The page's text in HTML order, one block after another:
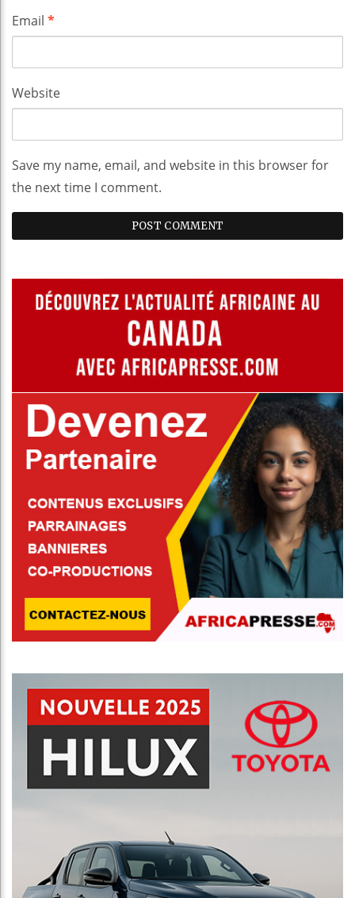
Email *
Website
Save my name, email, and website in this browser for
the next time I comment.